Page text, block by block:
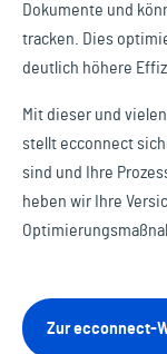
Dokumente und
tracken. Dies
deutlich höhere
Mit dieser und
stellt ecconnect
sind und Ihre
heben wir Ihre
Zur ecconnect-